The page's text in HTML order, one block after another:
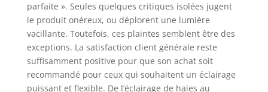
parfaite ». Seules quelques critiques isolées jugent
le produit onéreux, ou déplorent une lumière
vacillante. Toutefois, ces plaintes semblent être des
exceptions. La satisfaction client générale reste
suffisamment positive pour que son achat soit
recommandé pour ceux qui souhaitent un éclairage
puissant et flexible. De l’éclairage de haies au